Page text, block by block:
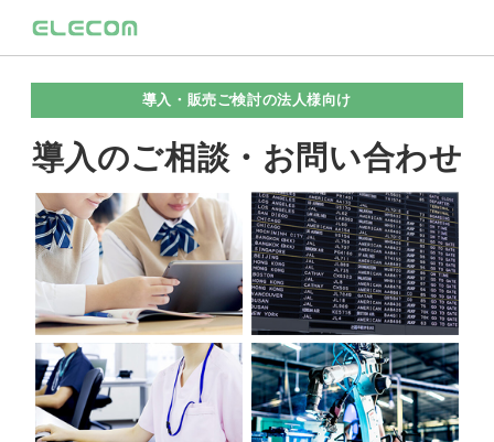
導入・販売ご検討の法人様向け
導入のご相談・お問い合わせ